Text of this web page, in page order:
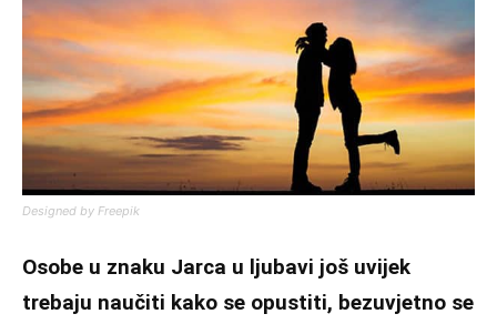
Designed by Freepik
Osobe u znaku Jarca u ljubavi još uvijek
trebaju naučiti kako se opustiti, bezuvjetno se